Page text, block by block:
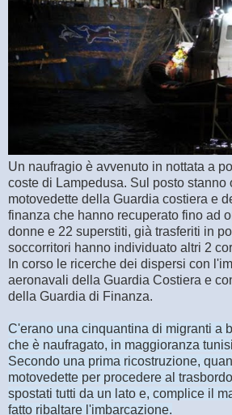
Un naufragio è avvenuto in nottata a
coste di Lampedusa. Sul posto stanno
motovedette della Guardia costiera e
finanza che hanno recuperato fino ad
donne e 22 superstiti, già trasferiti in
soccorritori hanno individuato altri 2
In corso le ricerche dei dispersi con
aeronavali della Guardia Costiera e
della Guardia di Finanza.
C'erano una cinquantina di migranti a
che è naufragato, in maggioranza
Secondo una prima ricostruzione,
motovedette per procedere al
spostati tutti da un lato e, complice il
fatto ribaltare l'imbarcazione.